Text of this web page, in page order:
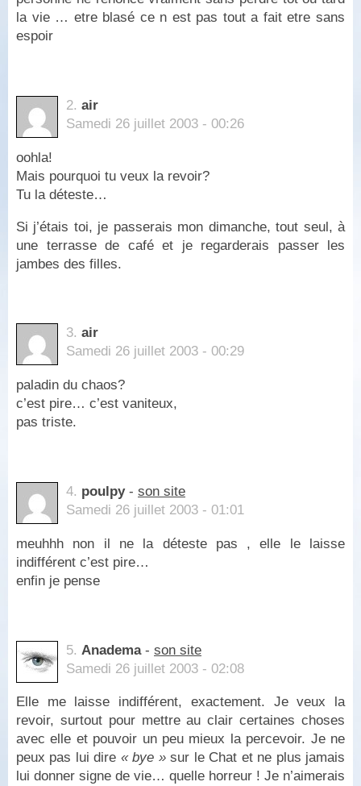
la vie … etre blasé ce n est pas tout a fait etre sans
espoir
2. air
Samedi 26 juillet 2003 - 00:26
oohla!
Mais pourquoi tu veux la revoir?
Tu la déteste…
Si j’étais toi, je passerais mon dimanche, tout seul, à
une terrasse de café et je regarderais passer les
jambes des filles.
3. air
Samedi 26 juillet 2003 - 00:29
paladin du chaos?
c’est pire… c’est vaniteux,
pas triste.
4. poulpy- son site
Samedi 26 juillet 2003 - 01:01
meuhhh non il ne la déteste pas , elle le laisse
indifférent c’est pire…
enfin je pense
5. Anadema- son site
Samedi 26 juillet 2003 - 02:08
Elle me laisse indifférent, exactement. Je veux la
revoir, surtout pour mettre au clair certaines choses
avec elle et pouvoir un peu mieux la percevoir. Je ne
peux pas lui dire « bye »sur le Chat et ne plus jamais
lui donner signe de vie… quelle horreur ! Je n’aimerais